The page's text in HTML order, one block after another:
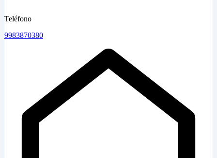
Teléfono
9983870380